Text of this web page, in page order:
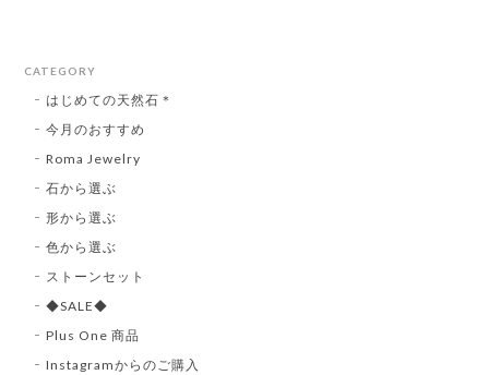
CATEGORY
はじめての天然石＊
今月のおすすめ
Roma Jewelry
石から選ぶ
形から選ぶ
色から選ぶ
ストーンセット
◆SALE◆
Plus One 商品
Instagramからのご購入